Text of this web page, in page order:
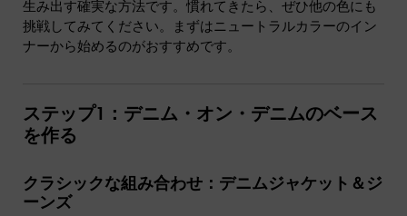
生み出す確実な方法です。慣れてきたら、ぜひ他の色にも
挑戦してみてください。まずはニュートラルカラーのイン
ナーから始めるのがおすすめです。
ステップ1：デニム・オン・デニムのベース
を作る
クラシックな組み合わせ：デニムジャケット＆ジ
ーンズ